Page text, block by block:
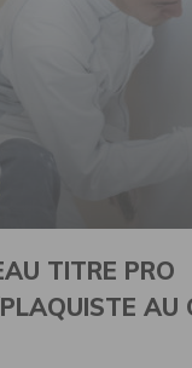
TITRE PRO
AU